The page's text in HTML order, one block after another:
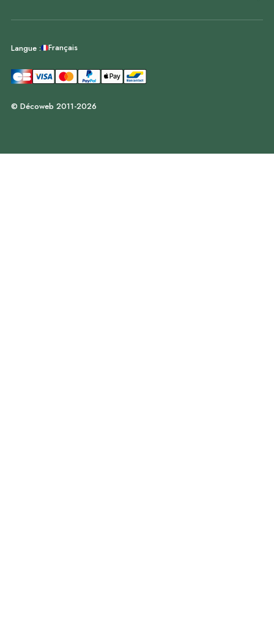
Langue : Français
© Décoweb 2011-2026